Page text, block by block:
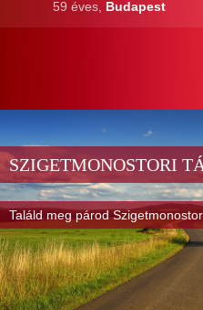
59 éves, Budapest
SZIGETMONOSTORI
Találd meg párod